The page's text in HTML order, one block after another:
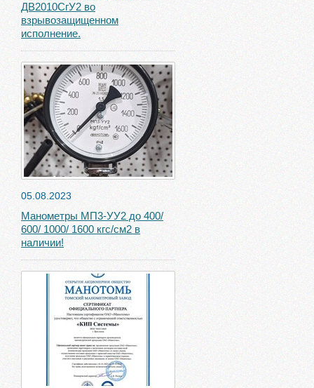
ДВ2010СгУ2 во
взрывозащищенном
исполнение.
05.08.2023
Манометры МП3-УУ2 до 400/
600/ 1000/ 1600 кгс/см2 в
наличии!